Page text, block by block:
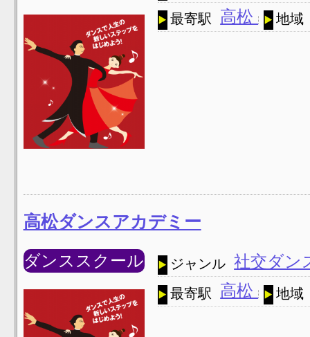
最寄駅 高松 地域
高松ダンスアカデミー
ダンススクール ジャンル 社交ダン
最寄駅 高松 地域